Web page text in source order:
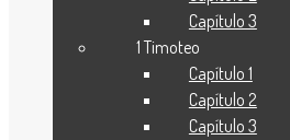
Ingrese aquí su nombre:
Correo Electrónico:
Capítulo 3
1 Timoteo
Capítulo 1
Capítulo 2
Capítulo 3